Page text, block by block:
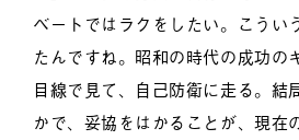
ベートではラクをしたい。こうい
たんですね。昭和の時代の成功の
目線で見て、自己防衛に走る。結
かで、妥協をはかることが、現在